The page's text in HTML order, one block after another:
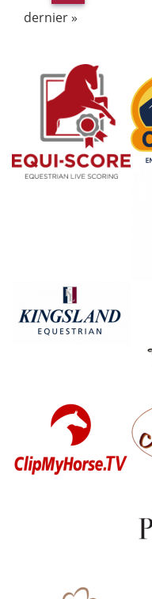
dernier »